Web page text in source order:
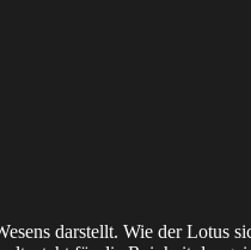
darstellt. Wie der Lotus